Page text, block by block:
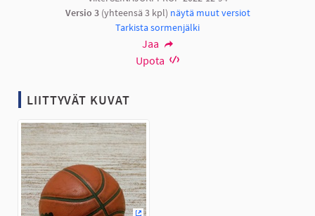
Versio 3(yhteensä 3 kpl) näytä muut versiot
Tarkista sormenjälki
Jaa
Upota
LIITTYVÄT KUVAT